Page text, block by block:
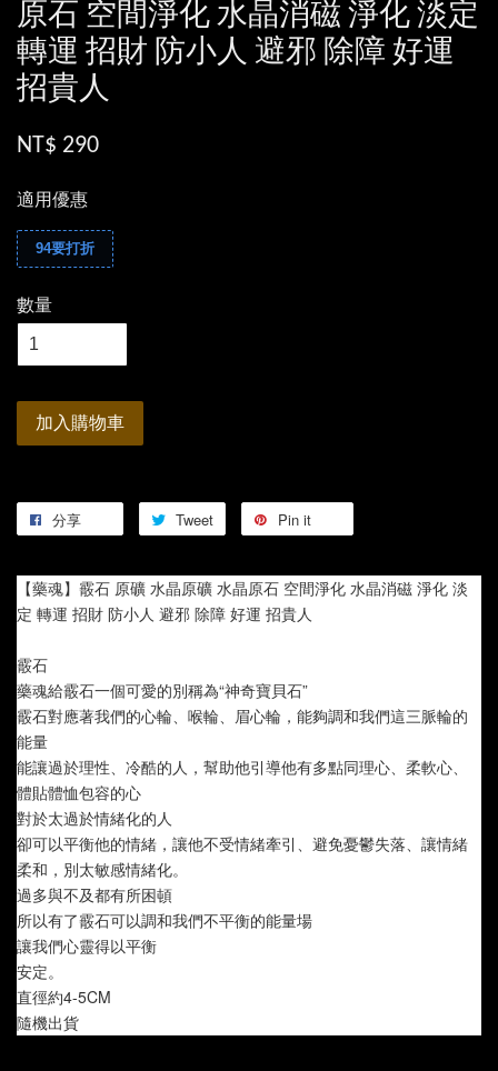
原石 空間淨化 水晶消磁 淨化 淡定
轉運 招財 防小人 避邪 除障 好運
招貴人
NT$ 290
適用優惠
94要打折
數量
加入購物車
分享 Tweet Pin it
【藥魂】霰石 原礦 水晶原礦 水晶原石 空間淨化 水晶消磁 淨化 淡
定 轉運 招財 防小人 避邪 除障 好運 招貴人
霰石
藥魂給霰石一個可愛的別稱為“神奇寶貝石”
霰石對應著我們的心輪、喉輪、眉心輪，能夠調和我們這三脈輪的
能量
能讓過於理性、冷酷的人，幫助他引導他有多點同理心、柔軟心、
體貼體恤包容的心
對於太過於情緒化的人
卻可以平衡他的情緒，讓他不受情緒牽引、避免憂鬱失落、讓情緒
柔和，別太敏感情緒化。
過多與不及都有所困頓
所以有了霰石可以調和我們不平衡的能量場
讓我們心靈得以平衡
安定。
直徑約4-5CM
隨機出貨